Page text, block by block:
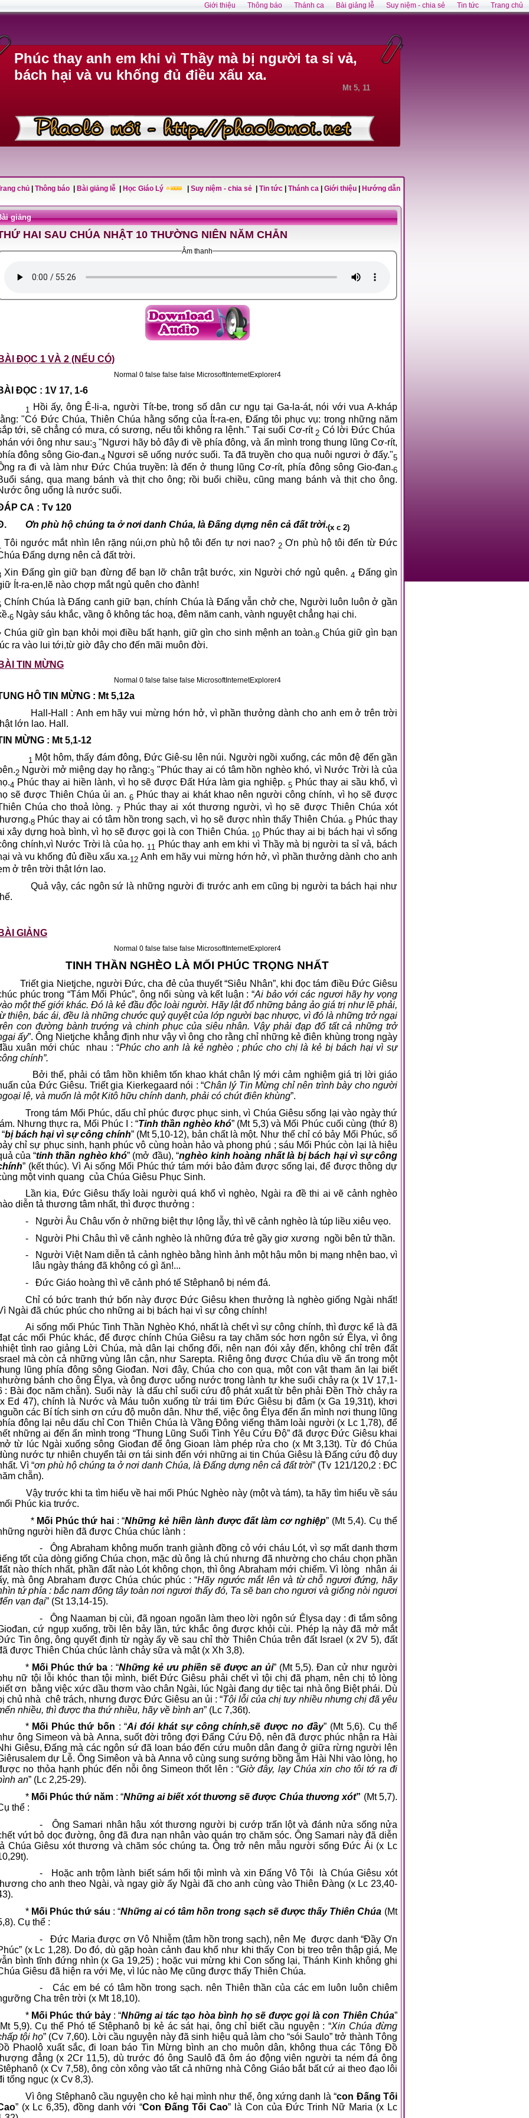
Phúc thay anh em khi vì Thầy mà bị người ta sỉ vả,
bách hại và vu khống đủ điều xấu xa.
Mt 5, 11
chủ Thông báo Bài giảng lễ Học Giáo Lý Suy niệm - chia sẻ Tin tức Thánh ca Giới thiệu Hướng dẫn
giảng
HAI SAU CHÚA NHẬT 10 THƯỜNG NIÊN NĂM CHẴN
Âm thanh
ĐỌC 1 VÀ 2 (NẾU CÓ)
Normal 0 false false false MicrosoftInternetExplorer4
ĐỌC : 1V 17, 1-6
1 Hồi ấy, ông Ê-li-a, người Tít-be, trong số dân cư ngụ tại Ga-la-át, nói với vua A-kháp
"Có Đức Chúa, Thiên Chúa hằng sống của Ít-ra-en, Đấng tôi phục vụ: trong những năm
tới, sẽ chẳng có mưa, có sương, nếu tôi không ra lệnh." Tại suối Cơ-rít 2 Có lời Đức Chúa
với ông như sau:3 "Ngươi hãy bỏ đây đi về phía đông, và ẩn mình trong thung lũng Cơ-rít,
đông sông Gio-đan.4 Ngươi sẽ uống nước suối. Ta đã truyền cho quạ nuôi ngươi ở đấy."5
ra đi và làm như Đức Chúa truyền: là đến ở thung lũng Cơ-rít, phía đông sông Gio-đan.6
sáng, quạ mang bánh và thịt cho ông; rồi buổi chiều, cũng mang bánh và thịt cho ông.
ông uống là nước suối.
CA : Tv 120
Ơn phù hộ chúng ta ở nơi danh Chúa, là Đấng dựng nên cả đất trời.(x c 2)
Tôi ngước mắt nhìn lên rặng núi,ơn phù hộ tôi đến tự nơi nao? 2 Ơn phù hộ tôi đến từ Đức
Đấng dựng nên cả đất trời.
Xin Đấng gìn giữ bạn đừng để bạn lỡ chân trật bước, xin Người chớ ngủ quên. 4 Đấng gìn
Ít-ra-en,lẽ nào chợp mắt ngủ quên cho đành!
Chính Chúa là Đấng canh giữ bạn, chính Chúa là Đấng vẫn chở che, Người luôn luôn ở gần
6 Ngày sáu khắc, vầng ô không tác hoạ, đêm năm canh, vành nguyệt chẳng hại chi.
Chúa giữ gìn bạn khỏi mọi điều bất hạnh, giữ gìn cho sinh mệnh an toàn.8 Chúa giữ gìn bạn
ra vào lui tới,từ giờ đây cho đến mãi muôn đời.
TIN MỪNG
Normal 0 false false false MicrosoftInternetExplorer4
HÔ TIN MỪNG : Mt 5,12a
Hall-Hall : Anh em hãy vui mừng hớn hở, vì phần thưởng dành cho anh em ở trên trời
lớn lao. Hall.
MỪNG : Mt 5,1-12
1 Một hôm, thấy đám đông, Đức Giê-su lên núi. Người ngồi xuống, các môn đệ đến gần
2 Người mở miệng dạy họ rằng:3 "Phúc thay ai có tâm hồn nghèo khó, vì Nước Trời là của
4 Phúc thay ai hiền lành, vì họ sẽ được Đất Hứa làm gia nghiệp. 5 Phúc thay ai sầu khổ, vì
sẽ được Thiên Chúa ủi an. 6 Phúc thay ai khát khao nên người công chính, vì họ sẽ được
Chúa cho thoả lòng. 7 Phúc thay ai xót thương người, vì họ sẽ được Thiên Chúa xót
8 Phúc thay ai có tâm hồn trong sạch, vì họ sẽ được nhìn thấy Thiên Chúa. 9 Phúc thay
xây dựng hoà bình, vì họ sẽ được gọi là con Thiên Chúa. 10 Phúc thay ai bị bách hại vì sống
chính,vì Nước Trời là của họ. 11
Phúc thay anh em khi vì Thầy mà bị người ta sỉ vả, bách
và vu khống đủ điều xấu xa.12 Anh em hãy vui mừng hớn hở, vì phần thưởng dành cho anh
ở trên trời thật lớn lao.
Quả vậy, các ngôn sứ là những người đi trước anh em cũng bị người ta bách hại như
GIẢNG
Normal 0 false false false MicrosoftInternetExplorer4
TINH THẦN NGHÈO LÀ MỐI PHÚC TRỌNG NHẤT
Triết gia Nietjche, người Đức, cha đẻ của thuyết “Siêu Nhân”, khi đọc tám điều Đức Giêsu
phúc trong “Tám Mối Phúc”, ông nổi sùng và kết luận : “Ai bảo với các ngươi hãy hy vọng
một thế giới khác. Đó là kẻ đầu độc loài người. Hãy lật đổ những bảng ảo giá trị như lẽ phải,
thiện, bác ái, đều là những chước quỷ quyệt của lớp người bạc nhược, vì đó là những trở ngại
con đường bành trướng và chinh phục của siêu nhân. Vậy phải đạp đổ tất cả những trở
ấy”. Ông Nietjche khẳng định như vậy vì ông cho rằng chỉ những kẻ điên khùng trong ngày
xuân mới chúc
nhau : “Phúc cho anh là kẻ nghèo ; phúc cho chị là kẻ bị bách hại vì sự
chính”.
Bởi thế, phải có tâm hồn khiêm tốn khao khát chân lý mới cảm nghiệm giá trị lời giáo
của Đức Giêsu. Triết gia Kierkegaard nói : “Chân lý Tin Mừng chỉ nên trình bày cho người
lệ, và muốn là một Kitô hữu chính danh, phải có chút điên khùng”.
Trong tám Mối Phúc, dấu chỉ phúc được phục sinh, vì Chúa Giêsu sống lại vào ngày thứ
Nhưng thực ra, Mối Phúc I : “Tinh thần nghèo khó” (Mt 5,3) và Mối Phúc cuối cùng (thứ 8)
bị bách hại vì sự công chính” (Mt 5,10-12), bản chất là một. Như thế chỉ có bảy Mối Phúc, số
chỉ sự phục sinh, hạnh phúc vô cùng hoàn hảo và phong phú ; sáu Mối Phúc còn lại là hiệu
của “tinh thần nghèo khó” (mở đầu), “nghèo kinh hoàng nhất là bị bách hại vì sự công
” (kết thúc). Vì Ai sống Mối Phúc thứ tám mới bảo đảm được sống lại, để được thông dự
một vinh quang của Chúa Giêsu Phục Sinh.
Lần kia, Đức Giêsu thấy loài người quá khổ vì nghèo, Ngài ra đề thi ai vẽ cảnh nghèo
diễn tả thương tâm nhất, thì được thưởng :
-
Người Âu Châu vốn ở những biệt thự lộng lẫy, thì vẽ cảnh nghèo là túp liều xiêu vẹo.
-
Người Phi Châu thì vẽ cảnh nghèo là những đứa trẻ gầy giơ xương ngồi bên tử thần.
-
Người Việt Nam diễn tả cảnh nghèo bằng hình ảnh một hậu môn bị mạng nhện bao, vì
lâu ngày tháng đã không có gì ăn!...
-
Đức Giáo hoàng thì vẽ cảnh phó tế Stêphanô bị ném đá.
Chỉ có bức tranh thứ bốn này được Đức Giêsu khen thưởng là nghèo giống Ngài nhất!
Ngài đã chúc phúc cho những ai bị bách hại vì sự công chính!
Ai sống mối Phúc Tinh Thần Nghèo Khó, nhất là chết vì sự công chính, thì được kể là đã
các mối Phúc khác, để được chính Chúa Giêsu ra tay chăm sóc hơn ngôn sứ Êlya, vì ông
tình rao giảng Lời Chúa, mà dân lại chống đối, nên nạn đói xảy đến, không chỉ trên đất
mà còn cả những vùng lân cận, như Sarepta. Riêng ông được Chúa dìu về ẩn trong một
lũng phía đông sông Giođan. Nơi đây, Chúa cho con quạ, một con vật tham ăn lại biết
bánh cho ông Êlya, và ông được uống nước trong lành tự khe suối chảy ra (x 1V 17,1-
: Bài đọc năm chẵn). Suối này
là dấu chỉ suối cứu độ phát xuất từ bên phải Đền Thờ chảy ra
Ed 47), chính là Nước và Máu tuôn xuống từ trái tim Đức Giêsu bị đâm (x Ga 19,31t), khơi
các Bí tích sinh ơn cứu độ muôn dân. Như thế, việc ông Êlya đến ẩn mình nơi thung lũng
đông lại nêu dấu chỉ Con Thiên Chúa là Vầng Đông viếng thăm loài người (x Lc 1,78), để
những ai đến ẩn mình trong “Thung Lũng Suối Tình Yêu Cứu Độ” đã được Đức Giêsu khai
từ lúc Ngài xuống sông Giođan để ông Gioan làm phép rửa cho (x Mt 3,13t). Từ đó Chúa
nước tự nhiên chuyển tải ơn tái sinh đến với những ai tin Chúa Giêsu là Đấng cứu độ duy
Vì “ơn phù hộ chúng ta ở nơi danh Chúa, là Đấng dựng nên cả đất trời” (Tv 121/120,2 : ĐC
chẵn).
Vậy trước khi ta tìm hiểu về hai mối Phúc Nghèo này (một và tám), ta hãy tìm hiểu về sáu
Phúc kia trước.
* Mối Phúc thứ hai : “Những kẻ hiền lành được đất làm cơ nghiệp” (Mt 5,4). Cụ thể
người hiền đã được Chúa chúc lành :
-
Ông Abraham không muốn tranh giành đồng cỏ với cháu Lót, vì sợ mất danh thơm
tốt của dòng giống Chúa chọn, mặc dù ông là chú nhưng đã nhường cho cháu chọn phần
nào thích nhất, phần đất nào Lót không chọn, thì ông Abraham mới chiếm. Vì lòng
nhân ái
mà ông Abraham được Chúa chúc phúc : “Hãy ngước mắt lên và từ chỗ ngươi đứng, hãy
tứ phía : bắc nam đông tây toàn nơi ngươi thấy đó, Ta sẽ ban cho ngươi và giống nòi ngươi
vạn đại” (St 13,14-15).
-
Ông Naaman bị cùi, đã ngoan ngoãn làm theo lời ngôn sứ Êlysa dạy : đi tắm sông
cứ ngụp xuống, trồi lên bảy lần, tức khắc ông được khỏi cùi. Phép lạ này đã mở mắt
Tin ông, ông quyết định từ ngày ấy về sau chỉ thờ Thiên Chúa trên đất Israel (x 2V 5), đất
được Thiên Chúa chúc lành chảy sữa và mật (x Xh 3,8).
* Mối Phúc thứ ba : “Những kẻ ưu phiền sẽ được an ủi” (Mt 5,5). Đan cử như người
nữ tội lỗi khóc than tội mình, biết Đức Giêsu phải chết vì tội chị đã phạm, nên chị tỏ lòng
ơn
bằng việc xức dầu thơm vào chân Ngài, lúc Ngài đang dự tiệc tại nhà ông Biệt phái. Dù
chủ nhà chê trách, nhưng được Đức Giêsu an ủi : “Tội lỗi của chị tuy nhiều nhưng chị đã yêu
nhiều, thì được tha thứ nhiều, hãy về bình an” (Lc 7,36t).
* Mối Phúc thứ bốn : “Ai đói khát sự công chính,sẽ được no đầy” (Mt 5,6). Cụ thể
ông Simeon và bà Anna, suốt đời trông đợi Đấng Cứu Độ, nên đã được phúc nhận ra Hài
Giêsu, Đấng mà các ngôn sứ đã loan báo đến cứu muôn dân đang ở giữa rừng người lên
dự Lễ. Ông Simêon và bà Anna vô cùng sung sướng bồng ẵm Hài Nhi vào lòng, họ
no thỏa hạnh phúc đến nỗi ông Simeon thốt lên : “Giờ đây, lạy Chúa xin cho tôi tớ ra đi
an” (Lc 2,25-29).
* Mối Phúc thứ năm : “Những ai biết xót thương sẽ được Chúa thương xót” (Mt 5,7).
thể :
-
Ông Samari nhân hậu xót thương người bị cướp trấn lột và đánh nửa sống nửa
vứt bỏ dọc đường, ông đã đưa nạn nhân vào quán trọ chăm sóc. Ông Samari này đã diễn
Chúa Giêsu xót thương và chăm sóc chúng ta. Ông trở nên mẫu người sống Đức Ái (x Lc
-
Hoặc anh trộm lành biết sám hối tội mình và xin Đấng Vô Tội
là Chúa Giêsu xót
cho anh theo Ngài, và ngay giờ ấy Ngài đã cho anh cùng vào Thiên Đàng (x Lc 23,40-
* Mối Phúc thứ sáu : “Những ai có tâm hồn trong sạch sẽ được thấy Thiên Chúa (Mt
Cụ thể :
-
Đức Maria được ơn Vô Nhiễm (tâm hồn trong sạch), nên Mẹ được danh “Đầy Ơn
(x Lc 1,28). Do đó, dù gặp hoàn cảnh đau khổ như khi thấy Con bị treo trên thập giá, Mẹ
bình tĩnh đứng nhìn (x Ga 19,25) ; hoặc vui mừng khi Con sống lại, Thánh Kinh không ghi
Giêsu đã hiện ra với Mẹ, vì lúc nào Mẹ cũng được thấy Thiên Chúa.
-
Các em bé có tâm hồn trong sạch. nên Thiên thần của các em luôn luôn chiêm
Cha trên trời (x Mt 18,10).
* Mối Phúc thứ bảy : “Những ai tác tạo hòa bình họ sẽ được gọi là con Thiên Chúa”
5,9). Cụ thể Phó tế Stêphanô bị kẻ ác sát hại, ông chỉ biết cầu nguyện : “Xin Chúa đừng
tội họ” (Cv 7,60). Lời cầu nguyện này đã sinh hiệu quả làm cho “sói Saulo” trở thành Tông
Phaolô xuất sắc, đi loan báo Tin Mừng bình an cho muôn dân, không thua các Tông Đồ
đẳng (x 2Cr 11,5), dù trước đó ông Saulô đã ôm áo động viên người ta ném đá ông
(x Cv 7,58), ông còn xông vào tất cả những nhà Công Giáo bắt bất cứ ai theo đạo lôi
tống ngục (x Cv 8,3).
Vì ông Stêphanô cầu nguyện cho kẻ hại mình như thế, ông xứng danh là “con Đấng Tối
” (x Lc 6,35), đồng danh với “Con Đấng Tối Cao” là Con của Đức Trinh Nữ Maria (x Lc
Trang chủ
Tin tức
Suy niệm - chia sẻ
Bài giảng lễ
Thánh ca
Thông báo
Giới thiệu